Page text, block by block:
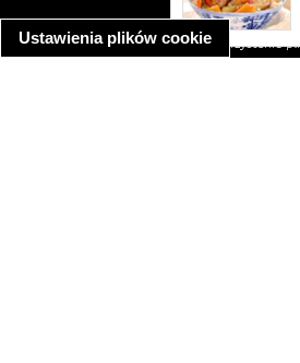
Ustawienia plików cookie
informacja o
informacja o wykorzystaniu